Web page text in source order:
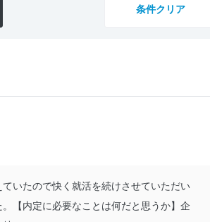
条件クリア
いたので快く就活を続けさせていただい
【内定に必要なことは何だと思うか】企